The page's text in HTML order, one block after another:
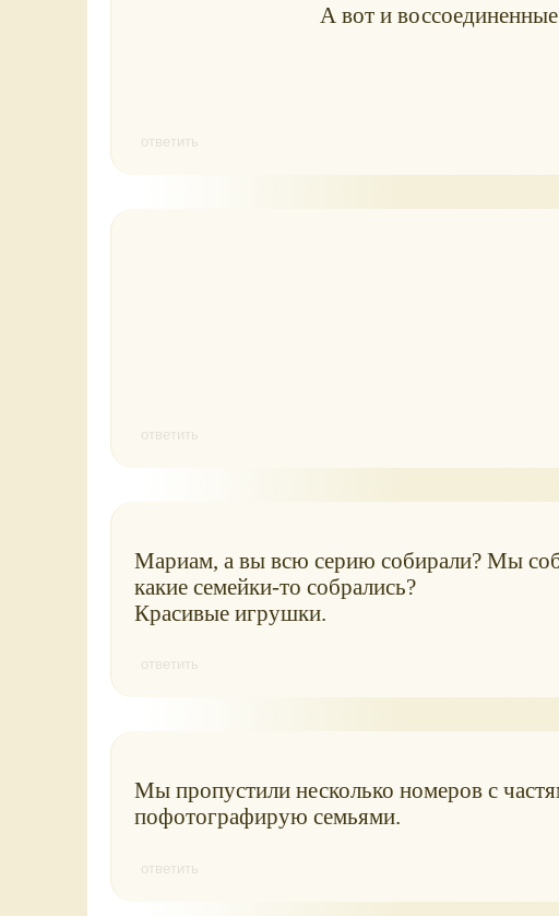
А вот и
ответить
ответить
Мариам, а вы всю серию собирали? Мы
какие семейки-то собрались?
Красивые игрушки.
ответить
Мы пропустили несколько номеров с
пофотографирую семьями.
ответить